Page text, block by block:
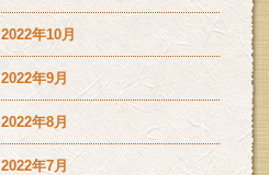
2022年10月
2022年9月
2022年8月
2022年7月